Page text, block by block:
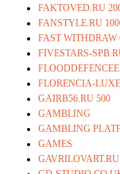
FAKTOVED.RU
FANSTYLE.RU
FAST WITHDRAW
FIVESTARS-
FLORENCIA-
GAIRB56.RU 500
GAMBLING
GAMBLING
GAMES